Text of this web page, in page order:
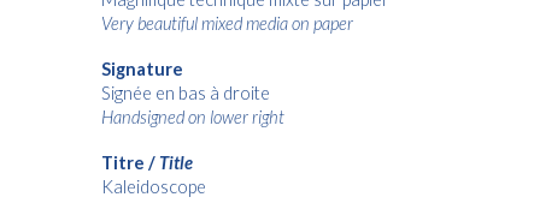
Very beautiful mixed media on paper
Signature
Signée en bas à droite
Handsigned on lower right
Titre / Title
Kaleidoscope